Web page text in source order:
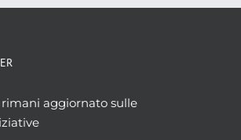
aggiornato sulle